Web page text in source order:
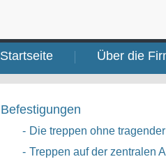
Startseite Über die
Befestigungen
- Die treppen ohne tragender
- Treppen auf der zentralen